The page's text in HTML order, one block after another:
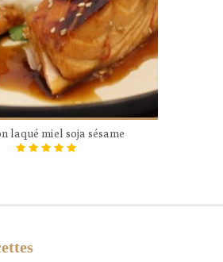
laqué miel soja sésame